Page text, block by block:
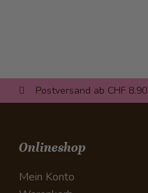
Postversand ab CHF 8.90
Onlineshop
Mein Konto